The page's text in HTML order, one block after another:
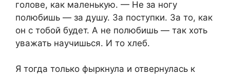
голове, как маленькую. — Не за ногу
полюбишь — за душу. За поступки. За то, как
он с тобой будет. А не полюбишь — так хоть
уважать научишься. И то хлеб.
Я тогда только фыркнула и отвернулась к